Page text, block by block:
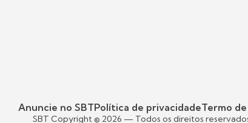
Anuncie no SBTPolítica de privacidadeTermo de
SBT Copyright © 2026 — Todos os direitos